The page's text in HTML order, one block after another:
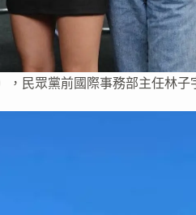
，民眾黨前國際事務部主任林子